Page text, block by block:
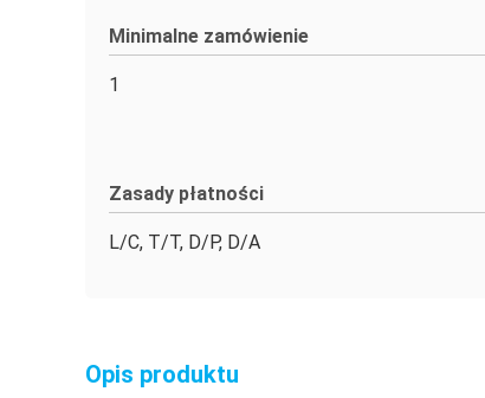
Minimalne zamówienie
1
Zasady płatności
L/C, T/T, D/P, D/A
Opis produktu